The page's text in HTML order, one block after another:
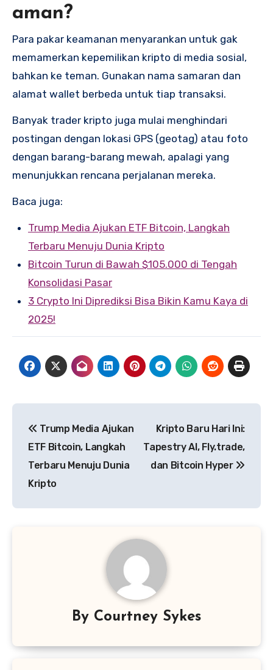
aman?
Para pakar keamanan menyarankan untuk gak
memamerkan kepemilikan kripto di media sosial,
bahkan ke teman. Gunakan nama samaran dan
alamat wallet berbeda untuk tiap transaksi.
Banyak trader kripto juga mulai menghindari
postingan dengan lokasi GPS (geotag) atau foto
dengan barang-barang mewah, apalagi yang
menunjukkan rencana perjalanan mereka.
Baca juga:
Trump Media Ajukan ETF Bitcoin, Langkah
Terbaru Menuju Dunia Kripto
Bitcoin Turun di Bawah $105.000 di Tengah
Konsolidasi Pasar
3 Crypto Ini Diprediksi Bisa Bikin Kamu Kaya di
2025!
navigation
Trump Media Ajukan
ETF Bitcoin, Langkah
Terbaru Menuju Dunia
Kripto
Kripto Baru Hari Ini:
Tapestry AI, Fly.trade,
dan Bitcoin Hyper
By Courtney Sykes